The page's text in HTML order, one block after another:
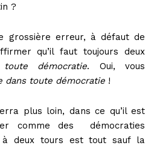
?
grossière erreur, à défaut de
qu’il faut toujours deux
démocratie. Oui, vous
dans toute démocratie !
plus loin, dans ce qu’il est
comme des démocraties
à deux tours est tout sauf la